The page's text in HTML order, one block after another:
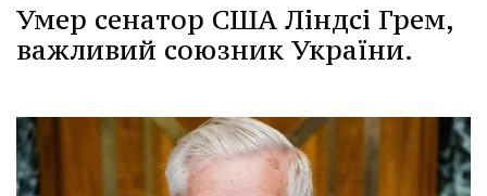
Умер сенатор США Ліндсі Грем,
важливий союзник України.